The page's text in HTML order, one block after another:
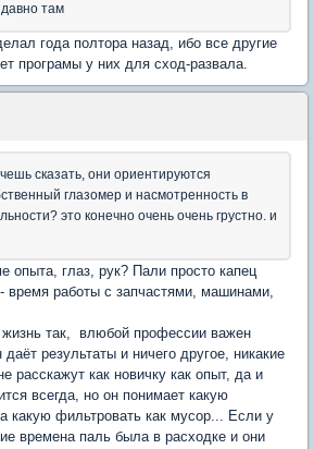
там
года полтора назад, ибо все другие
програмы у них для сход-развала.
сказать, они ориентируются
глазомер и насмотренность в
это конечно очень очень грустно. и
опыта, глаз, рук? Пали просто капец
время работы с запчастями, машинами,
так, влюбой профессии важен
результаты и ничего другое, никакие
расскажут как новичку как опыт, да и
всегда, но он понимает какую
какую фильтровать как мусор... Если у
времена паль была в расходке и они